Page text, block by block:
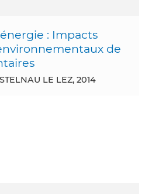
: Impacts
de
LE LEZ, 2014